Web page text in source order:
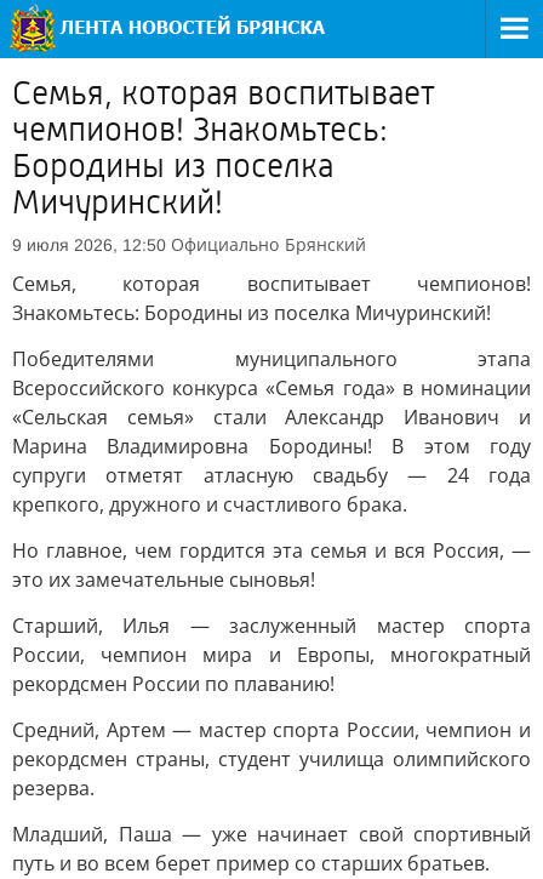
Семья, которая воспитывает
чемпионов! Знакомьтесь:
Бородины из поселка
Мичуринский!
9 июля 2026, 12:50 Официально Брянский
Семья, которая воспитывает чемпионов!
Знакомьтесь: Бородины из поселка Мичуринский!
Победителями муниципального этапа
Всероссийского конкурса «Семья года» в номинации
«Сельская семья» стали Александр Иванович и
Марина Владимировна Бородины! В этом году
супруги отметят атласную свадьбу — 24 года
крепкого, дружного и счастливого брака.
Но главное, чем гордится эта семья и вся Россия, —
это их замечательные сыновья!
Старший, Илья — заслуженный мастер спорта
России, чемпион мира и Европы, многократный
рекордсмен России по плаванию!
Средний, Артем — мастер спорта России, чемпион и
рекордсмен страны, студент училища олимпийского
резерва.
Младший, Паша — уже начинает свой спортивный
путь и во всем берет пример со старших братьев.